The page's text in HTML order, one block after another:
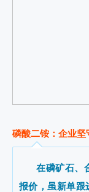
磷酸二铵：企业
在磷矿石、
报价，虽新单跟